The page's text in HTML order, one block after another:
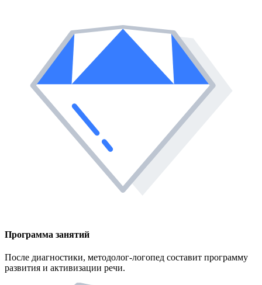
Программа занятий
После диагностики, методолог-логопед составит программу
развития и активизации речи.